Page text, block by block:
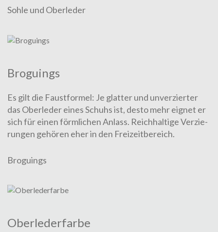
Sohle und Oberleder
Bro­gu­ings
Es gilt die Faustformel: Je glatter und unverzierter
das Oberleder eines Schuhs ist, desto mehr eig­net er
sich für einen förm­lich­en Anlass. Reichhaltige Ver­zie­
rung­en gehören eher in den Freizeit­bereich.
Broguings
Ober­leder­farbe